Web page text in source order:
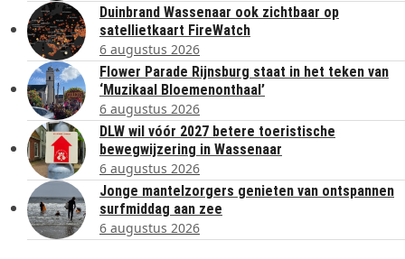
Duinbrand Wassenaar ook zichtbaar op
satellietkaart FireWatch
6 augustus 2026
Flower Parade Rijnsburg staat in het teken van
‘Muzikaal Bloemenonthaal’
6 augustus 2026
DLW wil vóór 2027 betere toeristische
bewegwijzering in Wassenaar
6 augustus 2026
Jonge mantelzorgers genieten van ontspannen
surfmiddag aan zee
6 augustus 2026